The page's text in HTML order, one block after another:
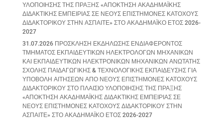
ΥΛΟΠΟΙΗΣΗΣ ΤΗΣ ΠΡΑΞΗΣ «ΑΠΟΚΤΗΣΗ ΑΚΑΔΗΜΑΪΚΗΣ
ΔΙΔΑΚΤΙΚΗΣ ΕΜΠΕΙΡΙΑΣ ΣΕ ΝΕΟΥΣ ΕΠΙΣΤΗΜΟΝΕΣ ΚΑΤΟΧΟΥΣ
ΔΙΔΑΚΤΟΡΙΚΟΥ ΣΤΗΝ ΑΣΠΑΙΤΕ» ΣΤΟ ΑΚΑΔΗΜΑΪΚΟ ΕΤΟΣ 2026-
2027
31.07.2026 ΠΡΟΣΚΛΗΣΗ ΕΚΔΗΛΩΣΗΣ ΕΝΔΙΑΦΕΡΟΝΤΟΣ
ΤΜΗΜΑΤΟΣ ΕΚΠΑΙΔΕΥΤΙΚΩΝ ΗΛΕΚΤΡΟΛΟΓΩΝ ΜΗΧΑΝΙΚΩΝ
ΚΑΙ ΕΚΠΑΙΔΕΥΤΙΚΩΝ ΗΛΕΚΤΡΟΝΙΚΩΝ ΜΗΧΑΝΙΚΩΝ ΑΝΩΤΑΤΗΣ
ΣΧΟΛΗΣ ΠΑΙΔΑΓΩΓΙΚΗΣ & ΤΕΧΝΟΛΟΓΙΚΗΣ ΕΚΠΑΙΔΕΥΣΗΣ ΓΙΑ
ΥΠΟΒΟΛΗ ΑΙΤΗΣΕΩΝ ΑΠΟ ΝΕΟΥΣ ΕΠΙΣΤΗΜΟΝΕΣ ΚΑΤΟΧΟΥΣ
ΔΙΔΑΚΤΟΡΙΚΟΥ ΣΤΟ ΠΛΑΙΣΙΟ ΥΛΟΠΟΙΗΣΗΣ ΤΗΣ ΠΡΑΞΗΣ
«ΑΠΟΚΤΗΣΗ ΑΚΑΔΗΜΑΪΚΗΣ ΔΙΔΑΚΤΙΚΗΣ ΕΜΠΕΙΡΙΑΣ ΣΕ
ΝΕΟΥΣ ΕΠΙΣΤΗΜΟΝΕΣ ΚΑΤΟΧΟΥΣ ΔΙΔΑΚΤΟΡΙΚΟΥ ΣΤΗΝ
ΑΣΠΑΙΤΕ» ΣΤΟ ΑΚΑΔΗΜΑΪΚΟ ΕΤΟΣ 2026-2027